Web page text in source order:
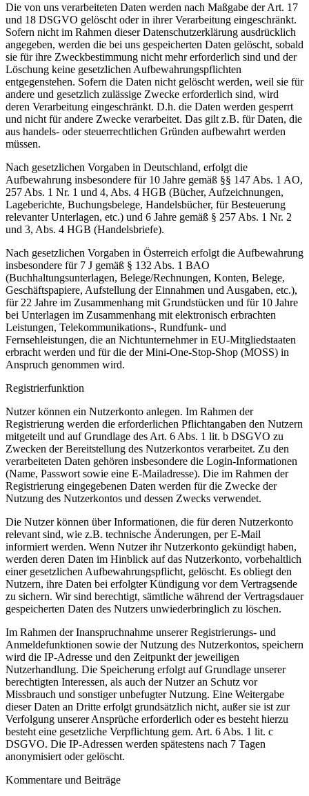
Die von uns verarbeiteten Daten werden nach Maßgabe der Art. 17
und 18 DSGVO gelöscht oder in ihrer Verarbeitung eingeschränkt.
Sofern nicht im Rahmen dieser Datenschutzerklärung ausdrücklich
angegeben, werden die bei uns gespeicherten Daten gelöscht, sobald
sie für ihre Zweckbestimmung nicht mehr erforderlich sind und der
Löschung keine gesetzlichen Aufbewahrungspflichten
entgegenstehen. Sofern die Daten nicht gelöscht werden, weil sie für
andere und gesetzlich zulässige Zwecke erforderlich sind, wird
deren Verarbeitung eingeschränkt. D.h. die Daten werden gesperrt
und nicht für andere Zwecke verarbeitet. Das gilt z.B. für Daten, die
aus handels- oder steuerrechtlichen Gründen aufbewahrt werden
müssen.
Nach gesetzlichen Vorgaben in Deutschland, erfolgt die
Aufbewahrung insbesondere für 10 Jahre gemäß §§ 147 Abs. 1 AO,
257 Abs. 1 Nr. 1 und 4, Abs. 4 HGB (Bücher, Aufzeichnungen,
Lageberichte, Buchungsbelege, Handelsbücher, für Besteuerung
relevanter Unterlagen, etc.) und 6 Jahre gemäß § 257 Abs. 1 Nr. 2
und 3, Abs. 4 HGB (Handelsbriefe).
Nach gesetzlichen Vorgaben in Österreich erfolgt die Aufbewahrung
insbesondere für 7 J gemäß § 132 Abs. 1 BAO
(Buchhaltungsunterlagen, Belege/Rechnungen, Konten, Belege,
Geschäftspapiere, Aufstellung der Einnahmen und Ausgaben, etc.),
für 22 Jahre im Zusammenhang mit Grundstücken und für 10 Jahre
bei Unterlagen im Zusammenhang mit elektronisch erbrachten
Leistungen, Telekommunikations-, Rundfunk- und
Fernsehleistungen, die an Nichtunternehmer in EU-Mitgliedstaaten
erbracht werden und für die der Mini-One-Stop-Shop (MOSS) in
Anspruch genommen wird.
Registrierfunktion
Nutzer können ein Nutzerkonto anlegen. Im Rahmen der
Registrierung werden die erforderlichen Pflichtangaben den Nutzern
mitgeteilt und auf Grundlage des Art. 6 Abs. 1 lit. b DSGVO zu
Zwecken der Bereitstellung des Nutzerkontos verarbeitet. Zu den
verarbeiteten Daten gehören insbesondere die Login-Informationen
(Name, Passwort sowie eine E-Mailadresse). Die im Rahmen der
Registrierung eingegebenen Daten werden für die Zwecke der
Nutzung des Nutzerkontos und dessen Zwecks verwendet.
Die Nutzer können über Informationen, die für deren Nutzerkonto
relevant sind, wie z.B. technische Änderungen, per E-Mail
informiert werden. Wenn Nutzer ihr Nutzerkonto gekündigt haben,
werden deren Daten im Hinblick auf das Nutzerkonto, vorbehaltlich
einer gesetzlichen Aufbewahrungspflicht, gelöscht. Es obliegt den
Nutzern, ihre Daten bei erfolgter Kündigung vor dem Vertragsende
zu sichern. Wir sind berechtigt, sämtliche während der Vertragsdauer
gespeicherten Daten des Nutzers unwiederbringlich zu löschen.
Im Rahmen der Inanspruchnahme unserer Registrierungs- und
Anmeldefunktionen sowie der Nutzung des Nutzerkontos, speichern
wird die IP-Adresse und den Zeitpunkt der jeweiligen
Nutzerhandlung. Die Speicherung erfolgt auf Grundlage unserer
berechtigten Interessen, als auch der Nutzer an Schutz vor
Missbrauch und sonstiger unbefugter Nutzung. Eine Weitergabe
dieser Daten an Dritte erfolgt grundsätzlich nicht, außer sie ist zur
Verfolgung unserer Ansprüche erforderlich oder es besteht hierzu
besteht eine gesetzliche Verpflichtung gem. Art. 6 Abs. 1 lit. c
DSGVO. Die IP-Adressen werden spätestens nach 7 Tagen
anonymisiert oder gelöscht.
Kommentare und Beiträge